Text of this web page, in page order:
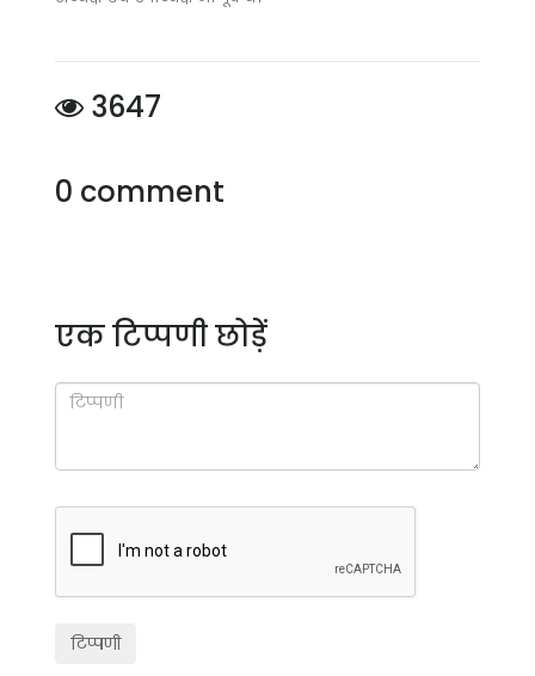
3647
0 comment
एक टिप्पणी छोड़ें